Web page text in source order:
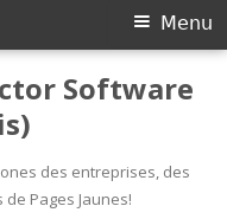
Software
des entreprises, des
Pages Jaunes!
Menu